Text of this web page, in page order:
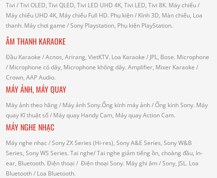
Tivi / Tivi OLED, Tivi QLED, Tivi LED UHD 4K, Tivi LED, Tivi 8K. Máy chiếu/
Máy chiếu UHD 4K, Máy chiếu Full HD. Phụ kiện/ Kính 3D, Màn chiếu, Loa
thanh. Máy chơi game / Sony Playstation, Phụ kiện PlayStation.
ÂM THANH KARAOKE
Đầu Karaoke / Acnos, Arirang, VietKTV. Loa Karaoke / JPL, Bose. Microphone
/ Microphone có dây, Microphone không dây. Amplifier, Mixer Karaoke /
Crown, AAP Audio.
MÁY ẢNH, MÁY QUAY
Máy ảnh theo hãng / Máy ảnh Sony.Ống kính máy ảnh / Ống kính Sony. Máy
quay Kĩ thuật số/ Máy quay Handy Cam, Máy quay Action Cam.
MÁY NGHE NHẠC
Máy nghe nhạc / Sony ZX Series (Hi-res), Sony A&E Series, Sony W&B
Series, Sony WS Series. Tai nghe/ Tai nghe giảm tiếng ồn, choàng đầu, In-
ear, Bluetooth. Điện thoại / Điện thoại Sony. Máy ghi âm / Sony, JSL. Loa
Bluetooth/ Loa Bluetooth.